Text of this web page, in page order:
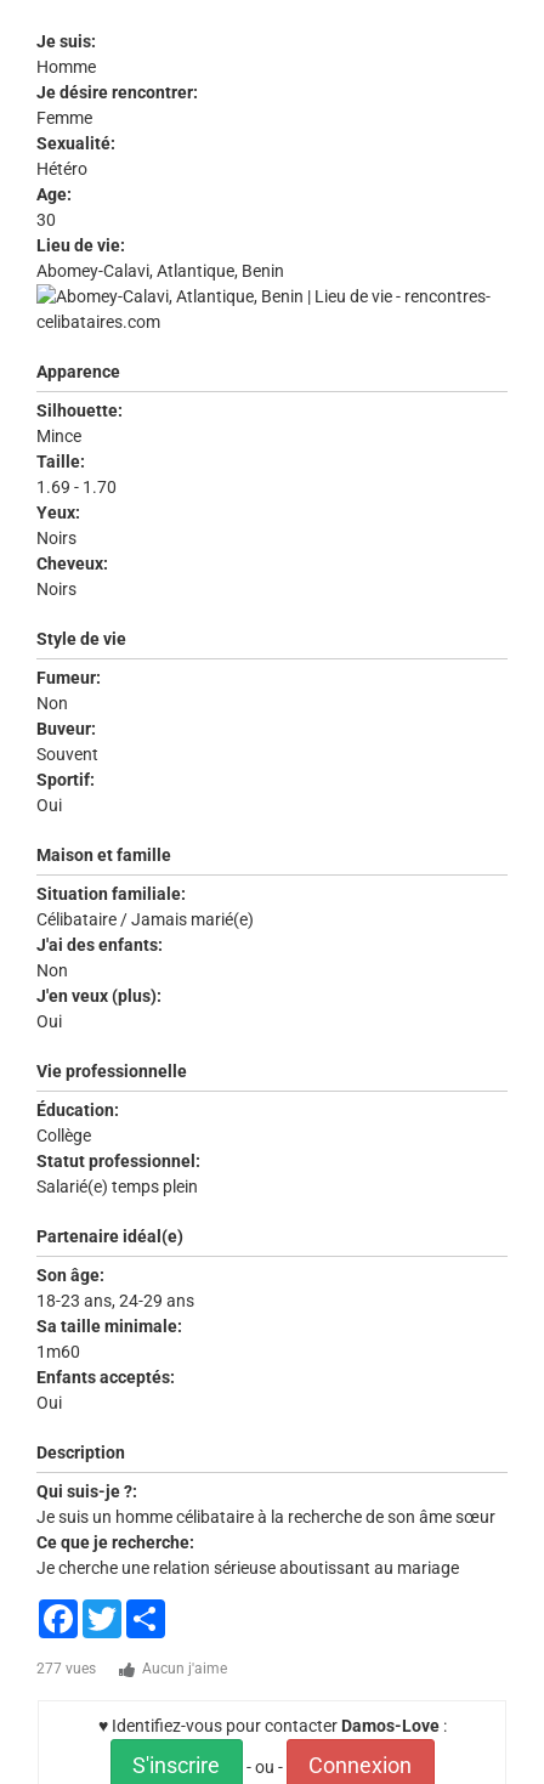
Je suis:
Homme
Je désire rencontrer:
Femme
Sexualité:
Hétéro
Age:
30
Lieu de vie:
Abomey-Calavi, Atlantique, Benin
Apparence
Silhouette:
Mince
Taille:
1.69 - 1.70
Yeux:
Noirs
Cheveux:
Noirs
Style de vie
Fumeur:
Non
Buveur:
Souvent
Sportif:
Oui
Maison et famille
Situation familiale:
Célibataire / Jamais marié(e)
J'ai des enfants:
Non
J'en veux (plus):
Oui
Vie professionnelle
Éducation:
Collège
Statut professionnel:
Salarié(e) temps plein
Partenaire idéal(e)
Son âge:
18-23 ans, 24-29 ans
Sa taille minimale:
1m60
Enfants acceptés:
Oui
Description
Qui suis-je ?:
Je suis un homme célibataire à la recherche de son âme sœur
Ce que je recherche:
Je cherche une relation sérieuse aboutissant au mariage
Facebook
Twitter
277 vues Aucun j'aime
♥ Identifiez-vous pour contacter Damos-Love:
S'inscrire - ou - Connexion